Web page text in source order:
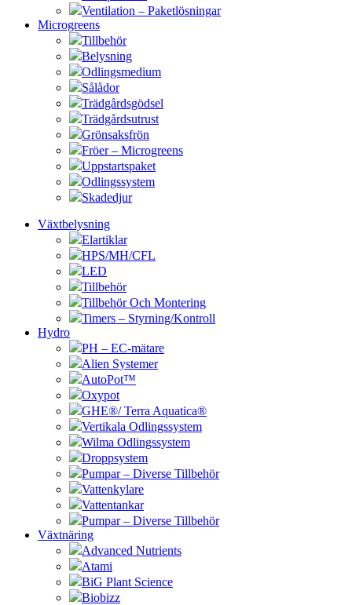
Ventilation – Paketlösningar
Microgreens
Tillbehör
Belysning
Odlingsmedium
Sålådor
Trädgårdsgödsel
Trädgårdsutrust
Grönsaksfrön
Fröer – Microgreens
Uppstartspaket
Odlingssystem
Skadedjur
Växtbelysning
Elartiklar
HPS/MH/CFL
LED
Tillbehör
Tillbehör Och Montering
Timers – Styrning/Kontroll
Hydro
PH – EC-mätare
Alien Systemer
AutoPot™
Oxypot
GHE®/ Terra Aquatica®
Vertikala Odlingssystem
Wilma Odlingssystem
Droppsystem
Pumpar – Diverse Tillbehör
Vattenkylare
Vattentankar
Pumpar – Diverse Tillbehör
Växtnäring
Advanced Nutrients
Atami
BiG Plant Science
Biobizz